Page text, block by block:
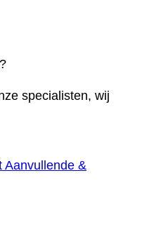
specialisten, wij
Aanvullende &